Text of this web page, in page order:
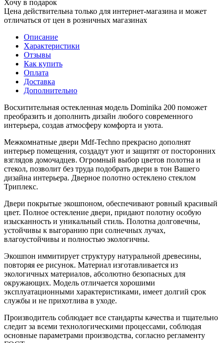
Хочу в подарок
Цена действительна только для интернет-магазина и может
отличаться от цен в розничных магазинах
Описание
Характеристики
Отзывы
Как купить
Оплата
Доставка
Дополнительно
Восхитительная остекленная модель Dominika 200 поможет
преобразить и дополнить дизайн любого современного
интерьера, создав атмосферу комфорта и уюта.
Межкомнатные двери Mdf-Techno прекрасно дополнят
интерьер помещения, создадут уют и защитят от посторонних
взглядов домочадцев. Огромный выбор цветов полотна и
стекол, позволит без труда подобрать двери в тон Вашего
дизайна интерьера. Дверное полотно остеклено стеклом
Триплекс.
Двери покрытые экошпоном, обеспечивают ровный красивый
цвет. Полное остекление двери, придают полотну особую
изысканность и уникальный стиль. Полотна долговечны,
устойчивы к выгоранию при солнечных лучах,
влагоустойчивы и полностью экологичны.
Экошпон иммитирует структуру натуральной древесины,
повторяя ее рисунок. Материал изготавливается из
экологичных материалов, абсолютно безопасных для
окружающих. Модель отличается хорошими
эксплуатационными характеристиками, имеет долгий срок
службы и не прихотлива в уходе.
Производитель соблюдает все стандарты качества и тщательно
следит за всеми технологическими процессами, соблюдая
основные параметрами производства, согласно регламенту